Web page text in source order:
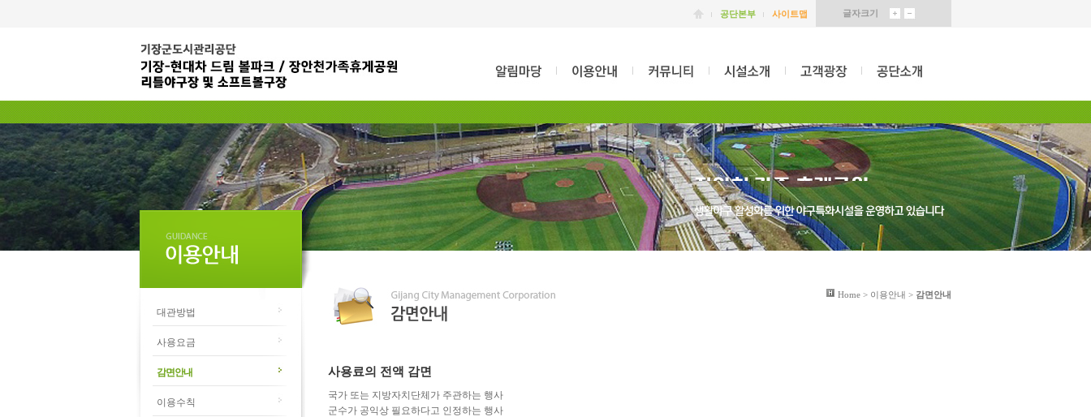
글자크기
사이트맵
공단본부
대관방법
사용요금
감면안내
이용수칙
Home > 이용안내 > 감면안내
사용료의 전액 감면
국가 또는 지방자치단체가 주관하는 행사
군수가 공익상 필요하다고 인정하는 행사